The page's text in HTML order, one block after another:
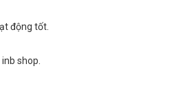
động tốt.
shop.